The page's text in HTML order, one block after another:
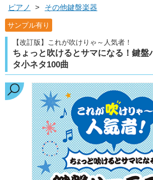
ピアノ > その他鍵盤楽器
サンプル有り
【改訂版】これが吹けりゃ～人気者！
ちょっと吹けるとサマになる！鍵盤
タ小ネタ100曲